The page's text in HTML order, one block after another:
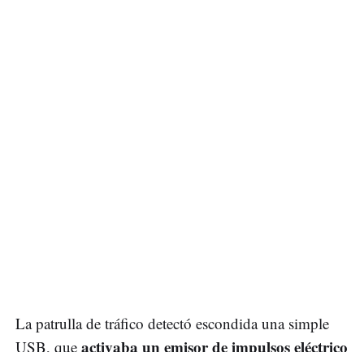
La patrulla de tráfico detectó escondida una simple
USB, que activaba un emisor de impulsos eléctrico